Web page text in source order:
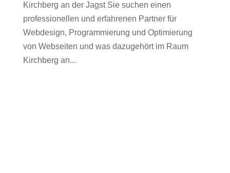
Kirchberg an der Jagst Sie suchen einen
professionellen und erfahrenen Partner für
Webdesign, Programmierung und Optimierung
von Webseiten und was dazugehört im Raum
Kirchberg an...